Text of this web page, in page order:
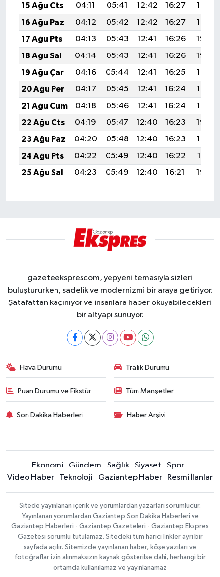
15 Ağu Cts
04:11 05:41 12:42 16:27
19:33
16 Ağu Paz
04:12 05:42 12:42 16:27
19:32
17 Ağu Pts
04:13 05:43 12:41 16:26
19:30
18 Ağu Sal
04:14 05:43 12:41 16:26
19:29
19 Ağu Çar
04:16 05:44 12:41 16:25
19:28
20 Ağu Per
04:17 05:45 12:41 16:24
19:27
21 Ağu Cum
04:18 05:46 12:41 16:24
19:25
22 Ağu Cts
04:19 05:47 12:40 16:23
19:24
23 Ağu Paz
04:20 05:48 12:40 16:23
19:22
24 Ağu Pts
04:22 05:49 12:40 16:22
19:21
25 Ağu Sal
04:23 05:49 12:40 16:21 19:20
gazeteeksprescom, yepyeni temasıyla sizleri
buluştururken, sadelik ve modernizmi bir araya getiriyor.
Şatafattan kaçınıyor ve insanlara haber okuyabilecekleri
bir altyapı sunuyor.
Hava Durumu Trafik Durumu
Puan Durumu ve Fikstür Tüm Manşetler
Son Dakika Haberleri Haber Arşivi
Ekonomi Gündem Sağlık Siyaset
Spor
Video Haber
Teknoloji Gaziantep Haber Resmi İlanlar
Sitede yayınlanan içerik ve yorumlardan yazarları sorumludur.
Yayınlanan yorumlardan Gaziantep Son Dakika Haberleri ve
Gaziantep Haberleri - Gaziantep Gazeteleri - Gaziantep Ekspres
Gazetesi sorumlu tutulamaz. Sitedeki tüm harici linkler ayrı bir
sayfada açılır. Sitemizde yayınlanan haber, köşe yazıları ve
fotoğraflar izin alınmaksızın kaynak gösterilse dahi, herhangi bir
ortamda kullanılamaz ve yayınlanamaz